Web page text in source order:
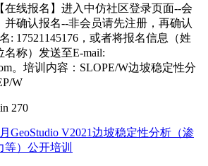
在线报名】进入中仿社区登录页面--会
并确认报名--非会员请先注册，再确认
: 17521145176，或者将报名信息（姓
称）发送至E-mail:
。培训内容：SLOPE/W边坡稳定性分
W
270